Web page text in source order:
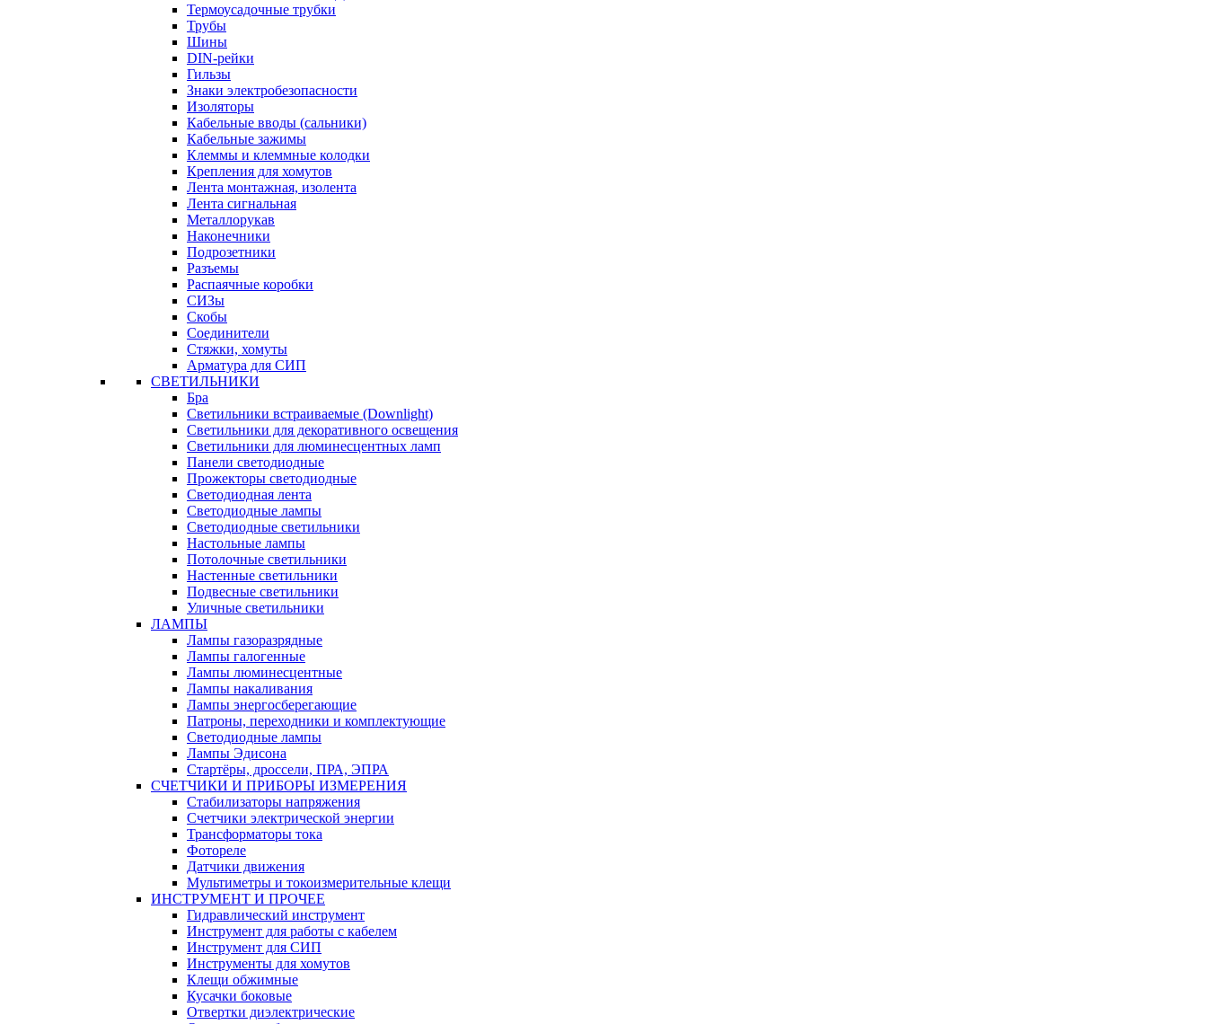
Термоусадочные трубки
Трубы
Шины
DIN-рейки
Гильзы
Знаки электробезопасности
Изоляторы
Кабельные вводы (сальники)
Кабельные зажимы
Клеммы и клеммные колодки
Крепления для хомутов
Лента монтажная, изолента
Лента сигнальная
Металлорукав
Наконечники
Подрозетники
Разъемы
Распаячные коробки
СИЗы
Скобы
Соединители
Стяжки, хомуты
Арматура для СИП
СВЕТИЛЬНИКИ
Бра
Светильники встраиваемые (Downlight)
Светильники для декоративного освещения
Светильники для люминесцентных ламп
Панели светодиодные
Прожекторы светодиодные
Светодиодная лента
Светодиодные лампы
Светодиодные светильники
Настольные лампы
Потолочные светильники
Настенные светильники
Подвесные светильники
Уличные светильники
ЛАМПЫ
Лампы газоразрядные
Лампы галогенные
Лампы люминесцентные
Лампы накаливания
Лампы энергосберегающие
Патроны, переходники и комплектующие
Светодиодные лампы
Лампы Эдисона
Стартёры, дроссели, ПРА, ЭПРА
СЧЕТЧИКИ И ПРИБОРЫ ИЗМЕРЕНИЯ
Стабилизаторы напряжения
Счетчики электрической энергии
Трансформаторы тока
Фотореле
Датчики движения
Мультиметры и токоизмерительные клещи
ИНСТРУМЕНТ И ПРОЧЕЕ
Гидравлический инструмент
Инструмент для работы с кабелем
Инструмент для СИП
Инструменты для хомутов
Клещи обжимные
Кусачки боковые
Отвертки диэлектрические